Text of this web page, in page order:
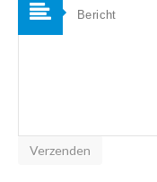
Verzenden